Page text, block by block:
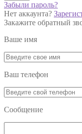
Забыли пароль?
Нет аккаунта?
Закажите обратный
Ваше имя
Ваш телефон
Сообщение